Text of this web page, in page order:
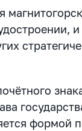
формой